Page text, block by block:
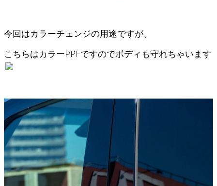
今回はカラーチェンジの用途ですが、
こちらはカラーPPFですのでボディも守れちゃいます